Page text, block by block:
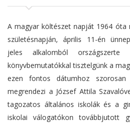
A magyar költészet napját 1964 óta
születésnapján, április 11-én
jeles alkalomból országszerte
könyvbemutatókkal tisztelgünk a
ezen fontos dátumhoz szorosan
megrendezi a József Attila
tagozatos általános iskolák és a
iskolai válogatókon továbbjutott